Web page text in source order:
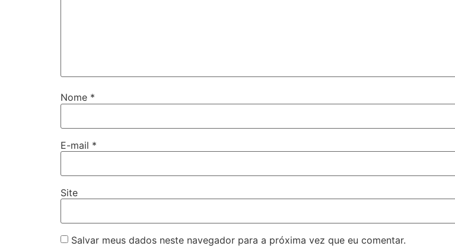
Nome *
E-mail *
Site
Salvar meus dados neste navegador para a próxima vez que eu comentar.